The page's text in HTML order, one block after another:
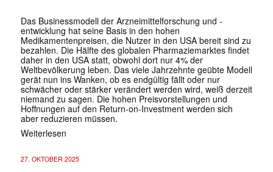
Das Businessmodell der Arzneimittelforschung und -
entwicklung hat seine Basis in den hohen
Medikamentenpreisen, die Nutzer in den USA bereit sind zu
bezahlen. Die Hälfte des globalen Pharmaziemarktes findet
daher in den USA statt, obwohl dort nur 4% der
Weltbevölkerung leben. Das viele Jahrzehnte geübte Modell
gerät nun ins Wanken, ob es endgültig fällt oder nur
schwächer oder stärker verändert werden wird, weiß derzeit
niemand zu sagen. Die hohen Preisvorstellungen und
Hoffnungen auf den Return-on-Investment werden sich
aber reduzieren müssen.
Weiterlesen
27. OKTOBER 2025